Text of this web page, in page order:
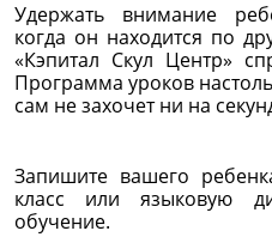
Удержать внимание
когда он находится по
«Кэпитал Скул Центр»
Программа уроков
сам не захочет ни на
Запишите вашего
класс или языковую
обучение.